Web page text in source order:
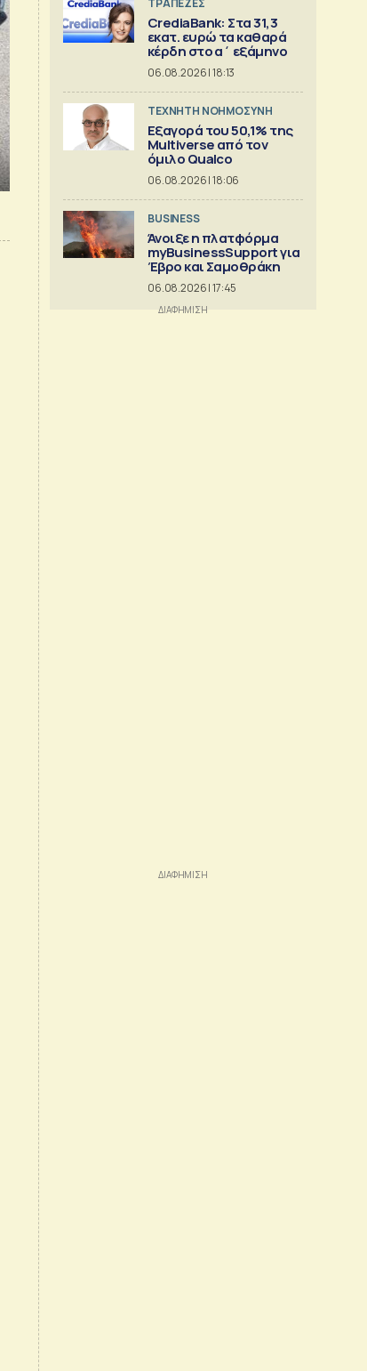
ΤΡΑΠΕΖΕΣ
CrediaBank: Στα 31,3
εκατ. ευρώ τα καθαρά
κέρδη στο α΄ εξάμηνο
06.08.2026 | 18:13
TΕΧΝΗΤΗ ΝΟΗΜΟΣΥΝΗ
Εξαγορά του 50,1% της
Multiverse από τον
όμιλο Qualco
06.08.2026 | 18:06
BUSINESS
Άνοιξε η πλατφόρμα
myBusinessSupport για
Έβρο και Σαμοθράκη
06.08.2026 | 17:45